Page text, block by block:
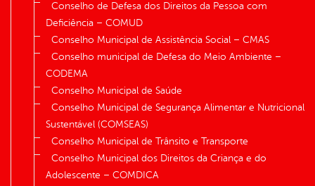
Conselho de Defesa dos Direitos da Pessoa com
Deficiência – COMUD
Conselho Municipal de Assistência Social – CMAS
Conselho municipal de Defesa do Meio Ambiente –
CODEMA
Conselho Municipal de Saúde
Conselho Municipal de Segurança Alimentar e Nutricional
Sustentável (COMSEAS)
Conselho Municipal de Trânsito e Transporte
Conselho Municipal dos Direitos da Criança e do
Adolescente – COMDICA